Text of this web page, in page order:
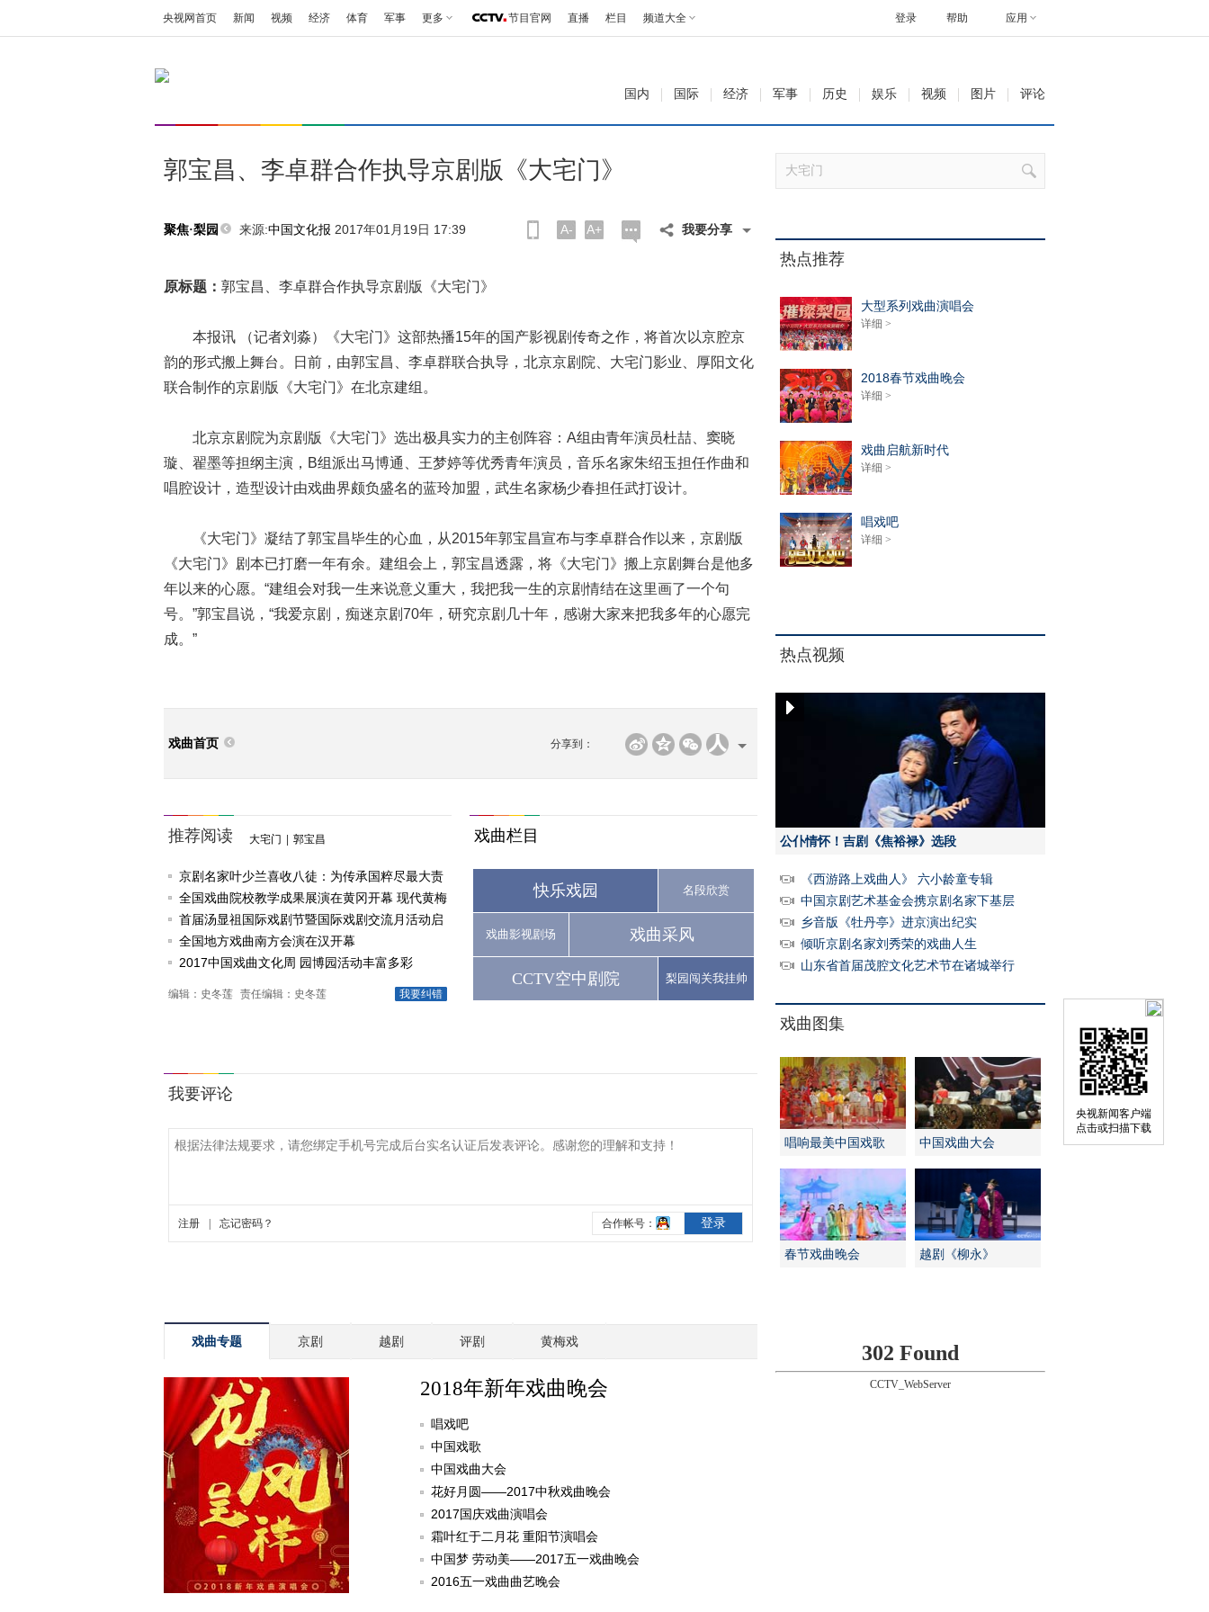
央视新闻客户端
点击或扫描下载
央视网首页 新闻 视频 经济 体育 军事 更多 节目官网 直播 栏目 频道大全 帮助 应用
登录
国内 国际 经济 军事 历史 娱乐 视频 图片 评论
郭宝昌、李卓群合作执导京剧版《大宅门》
聚焦·梨园 来源:中国文化报 2017年01月19日 17:39 A- A+ 我要分享
原标题： 郭宝昌、李卓群合作执导京剧版《大宅门》
本报讯 （记者刘淼）《大宅门》这部热播15年的国产影视剧传奇之作，将首次以京腔京
韵的形式搬上舞台。日前，由郭宝昌、李卓群联合执导，北京京剧院、大宅门影业、厚阳文化
联合制作的京剧版《大宅门》在北京建组。
北京京剧院为京剧版《大宅门》选出极具实力的主创阵容：A组由青年演员杜喆、窦晓
璇、翟墨等担纲主演，B组派出马博通、王梦婷等优秀青年演员，音乐名家朱绍玉担任作曲和
唱腔设计，造型设计由戏曲界颇负盛名的蓝玲加盟，武生名家杨少春担任武打设计。
《大宅门》凝结了郭宝昌毕生的心血，从2015年郭宝昌宣布与李卓群合作以来，京剧版
《大宅门》剧本已打磨一年有余。建组会上，郭宝昌透露，将《大宅门》搬上京剧舞台是他多
年以来的心愿。“建组会对我一生来说意义重大，我把我一生的京剧情结在这里画了一个句
号。”郭宝昌说，“我爱京剧，痴迷京剧70年，研究京剧几十年，感谢大家来把我多年的心愿完
成。”
戏曲首页 分享到：
推荐阅读 大宅门 郭宝昌
京剧名家叶少兰喜收八徒：为传承国粹尽最大责
任
全国戏曲院校教学成果展演在黄冈开幕 现代黄梅
戏《槐花谣》倾情..
首届汤显祖国际戏剧节暨国际戏剧交流月活动启
动
全国地方戏曲南方会演在汉开幕
2017中国戏曲文化周 园博园活动丰富多彩
我要纠错
编辑：史冬莲 责任编辑：史冬莲
戏曲栏目
快乐戏园 名段欣赏
戏曲影视剧场 戏曲采风
CCTV空中剧院 梨园闯关我挂帅
戏曲专题 京剧 越剧 评剧 黄梅戏
2018年新年戏曲晚会
唱戏吧
中国戏歌
中国戏曲大会
花好月圆——2017中秋戏曲晚会
2017国庆戏曲演唱会
霜叶红于二月花 重阳节演唱会
中国梦 劳动美——2017五一戏曲晚会
2016五一戏曲曲艺晚会
热点推荐
大型系列戏曲演唱会
详细 >
2018春节戏曲晚会
详细 >
戏曲启航新时代
详细 >
唱戏吧
详细 >
热点视频
公仆情怀！吉剧《焦裕禄》选段
《西游路上戏曲人》 六小龄童专辑
中国京剧艺术基金会携京剧名家下基层
乡音版《牡丹亭》进京演出纪实
倾听京剧名家刘秀荣的戏曲人生
山东省首届茂腔文化艺术节在诸城举行
戏曲图集
唱响最美中国戏歌 中国戏曲大会
春节戏曲晚会 越剧《柳永》
302 Found
CCTV_WebServer